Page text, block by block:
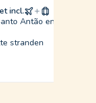
incl.
Antão en Sal
stranden